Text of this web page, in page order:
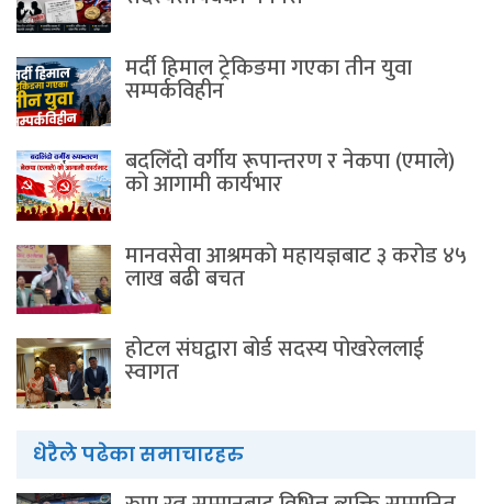
मर्दी हिमाल ट्रेकिङमा गएका तीन युवा
सम्पर्कविहीन
बदलिँदो वर्गीय रूपान्तरण र नेकपा (एमाले)
को आगामी कार्यभार
मानवसेवा आश्रमकाे‌ महायज्ञबाट ३ करोड ४५
लाख बढी बचत
होटल संघद्वारा बोर्ड सदस्य पोखरेललाई
स्वागत
धेरैले पढेका समाचारहरु